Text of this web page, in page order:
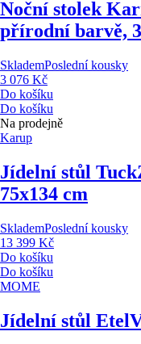
Noční stolek
přírodní barvě,
SklademPoslední kousky
3 076 Kč
Do košíku
Do košíku
Na prodejně
Karup
Jídelní stůl Tuck
75x134 cm
SklademPoslední kousky
13 399 Kč
Do košíku
Do košíku
MOME
Jídelní stůl Etel